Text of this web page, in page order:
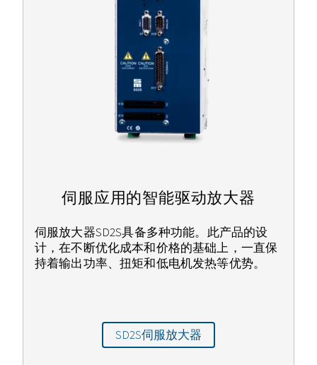
伺服应用的智能驱动放大器
伺服放大器SD2S具备多种功能。此产品的设
计，在不断优化成本和价格的基础上，一直保
持着输出功率、扭矩和低电机发热等优势。
SD2S伺服放大器